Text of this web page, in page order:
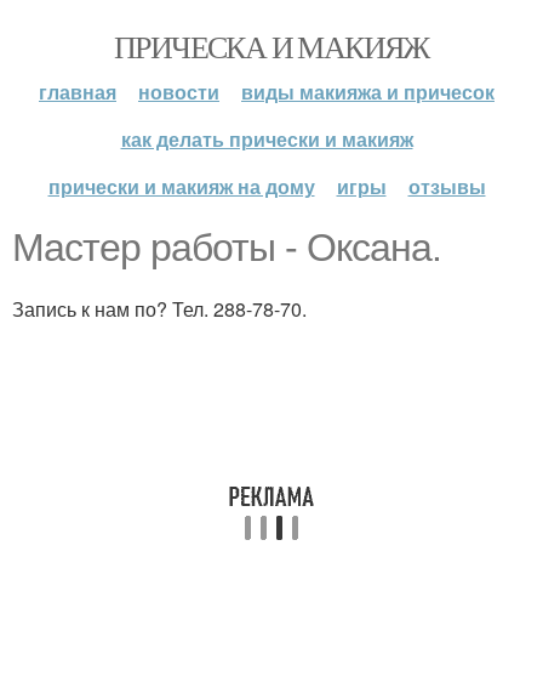
ПРИЧЕСКА И МАКИЯЖ
главная новости
виды макияжа и причесок
как делать прически и макияж
прически и макияж на дому
игры отзывы
Мастер работы - Оксана.
Запись к нам по? Тел. 288-78-70.